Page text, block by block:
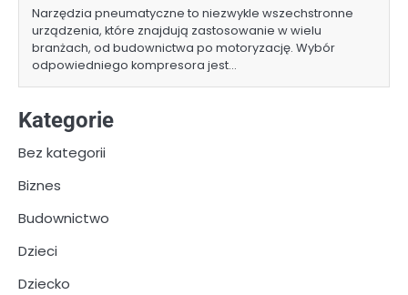
Narzędzia pneumatyczne to niezwykle wszechstronne
urządzenia, które znajdują zastosowanie w wielu
branżach, od budownictwa po motoryzację. Wybór
odpowiedniego kompresora jest…
Kategorie
Bez kategorii
Biznes
Budownictwo
Dzieci
Dziecko